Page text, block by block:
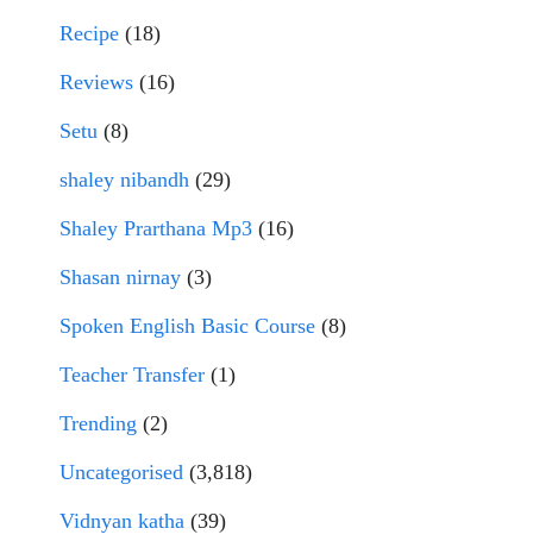
Recipe (18)
Reviews (16)
Setu (8)
shaley nibandh (29)
Shaley Prarthana Mp3 (16)
Shasan nirnay (3)
Spoken English Basic Course (8)
Teacher Transfer (1)
Trending (2)
Uncategorised (3,818)
Vidnyan katha (39)